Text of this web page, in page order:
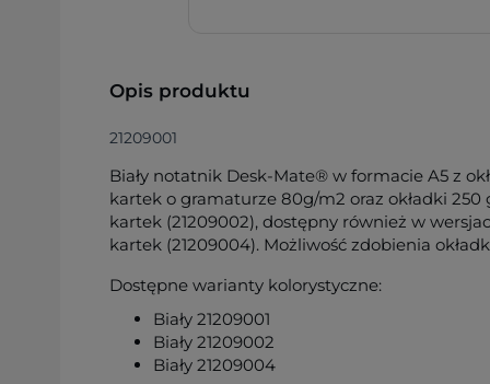
Opis produktu
21209001
Biały notatnik Desk-Mate® w formacie A5 z
kartek o gramaturze 80g/m2 oraz okładki 250
kartek (21209002), dostępny również w
kartek (21209004). Możliwość zdobienia
Dostępne warianty kolorystyczne:
Biały 21209001
Biały 21209002
Biały 21209004